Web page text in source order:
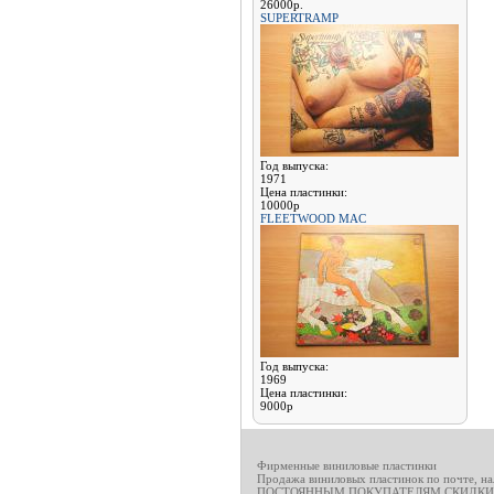
26000р.
SUPERTRAMP
Год выпуска:
1971
Цена пластинки:
10000р
FLEETWOOD MAC
Год выпуска:
1969
Цена пластинки:
9000р
Фирменные виниловые пластинки
Продажа виниловых пластинок по почте,